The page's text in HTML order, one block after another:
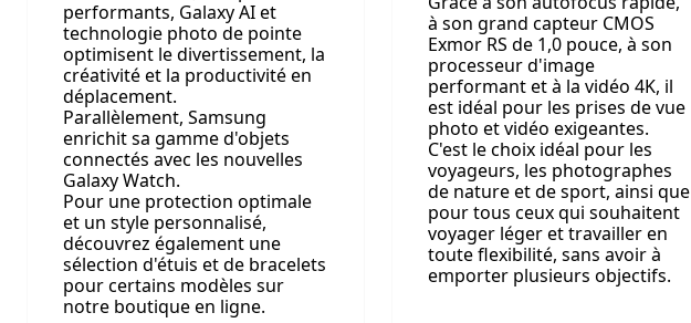
performants, Galaxy AI et
technologie photo de pointe
optimisent le divertissement, la
créativité et la productivité en
déplacement.
Parallèlement, Samsung
enrichit sa gamme d'objets
connectés avec les nouvelles
Galaxy Watch.
Pour une protection optimale
et un style personnalisé,
découvrez également une
sélection d'étuis et de bracelets
pour certains modèles sur
notre boutique en ligne.
à son grand capteur CMOS
Exmor RS de 1,0 pouce, à son
processeur d'image
performant et à la vidéo 4K, il
est idéal pour les prises de vue
photo et vidéo exigeantes.
C'est le choix idéal pour les
voyageurs, les photographes
de nature et de sport, ainsi que
pour tous ceux qui souhaitent
voyager léger et travailler en
toute flexibilité, sans avoir à
emporter plusieurs objectifs.